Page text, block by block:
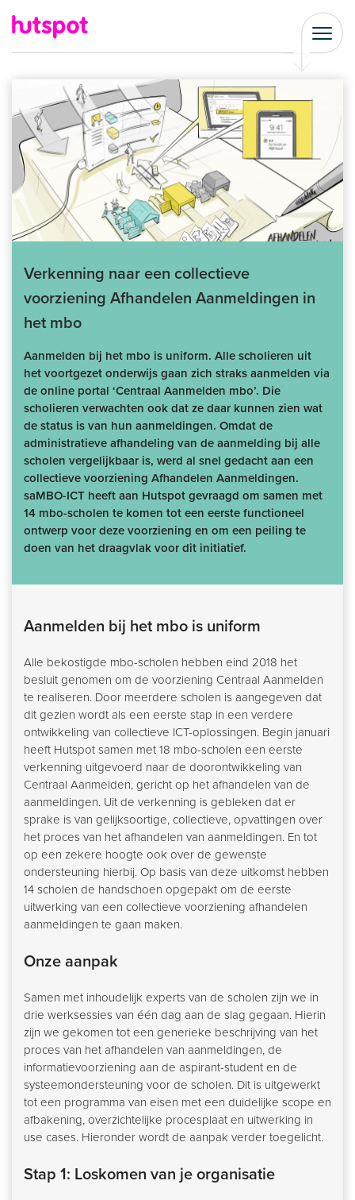
Verkenning naar een collectieve
voorziening Afhandelen Aanmeldingen in
het mbo
Aanmelden bij het mbo is uniform. Alle scholieren uit
het voortgezet onderwijs gaan zich straks aanmelden via
de online portal ‘Centraal Aanmelden mbo’. Die
scholieren verwachten ook dat ze daar kunnen zien wat
de status is van hun aanmeldingen. Omdat de
administratieve afhandeling van de aanmelding bij alle
scholen vergelijkbaar is, werd al snel gedacht aan een
collectieve voorziening Afhandelen Aanmeldingen.
saMBO-ICT heeft aan Hutspot gevraagd om samen met
14 mbo-scholen te komen tot een eerste functioneel
ontwerp voor deze voorziening en om een peiling te
doen van het draagvlak voor dit initiatief.
Aanmelden bij het mbo is uniform
Alle bekostigde mbo-scholen hebben eind 2018 het
besluit genomen om de voorziening Centraal Aanmelden
te realiseren. Door meerdere scholen is aangegeven dat
dit gezien wordt als een eerste stap in een verdere
ontwikkeling van collectieve ICT-oplossingen. Begin januari
heeft Hutspot samen met 18 mbo-scholen een eerste
verkenning uitgevoerd naar de doorontwikkeling van
Centraal Aanmelden, gericht op het afhandelen van de
aanmeldingen. Uit de verkenning is gebleken dat er
sprake is van gelijksoortige, collectieve, opvattingen over
het proces van het afhandelen van aanmeldingen. En tot
op een zekere hoogte ook over de gewenste
ondersteuning hierbij. Op basis van deze uitkomst hebben
14 scholen de handschoen opgepakt om de eerste
uitwerking van een collectieve voorziening afhandelen
aanmeldingen te gaan maken.
Onze aanpak
Samen met inhoudelijk experts van de scholen zijn we in
drie werksessies van één dag aan de slag gegaan. Hierin
zijn we gekomen tot een generieke beschrijving van het
proces van het afhandelen van aanmeldingen, de
informatievoorziening aan de aspirant-student en de
systeemondersteuning voor de scholen. Dit is uitgewerkt
tot een programma van eisen met een duidelijke scope en
afbakening, overzichtelijke procesplaat en uitwerking in
use cases. Hieronder wordt de aanpak verder toegelicht.
Stap 1: Loskomen van je organisatie